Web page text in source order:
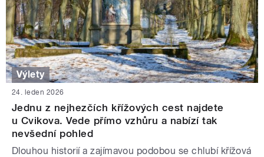
Výlety
24. leden 2026
Jednu z nejhezčích křížových cest najdete
u Cvikova. Vede přímo vzhůru a nabízí tak
nevšední pohled
Dlouhou historií a zajímavou podobou se chlubí křížová